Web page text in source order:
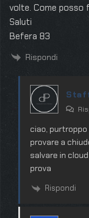
volte. Come posso
Saluti
Befera 83
Rispondi
ciao,
provare a
salvare in
prova
Rispondi